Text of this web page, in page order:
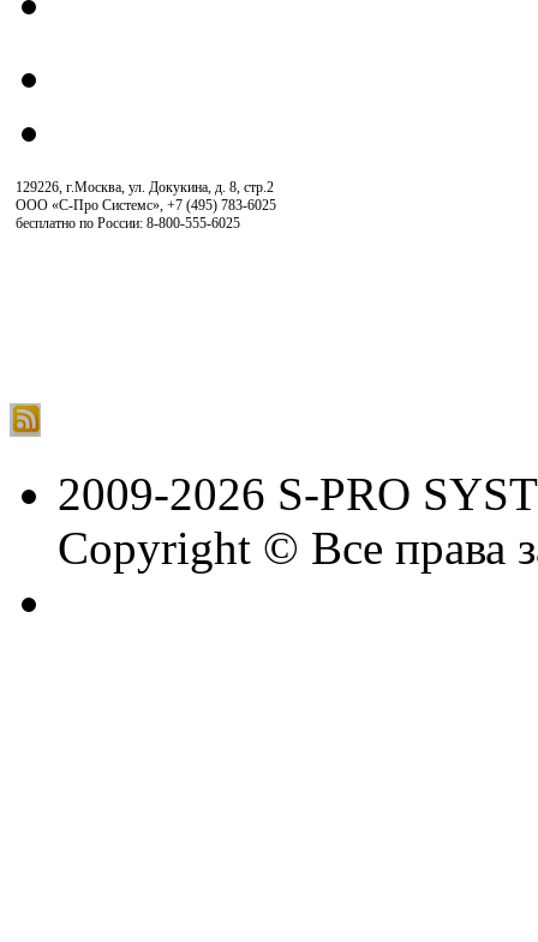
129226, г.Москва, ул. Докукина, д. 8, стр.2
ООО «С-Про Системс», +7 (495) 783-6025
бесплатно по России: 8-800-555-6025
2009-2026 S-PRO
Copyright © Все права